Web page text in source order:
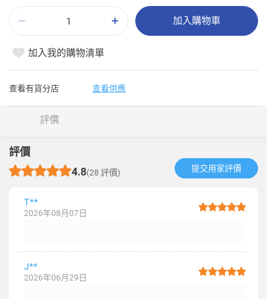
加入購物車
加入我的購物清單
查看有貨分店 查看供應
評價
評價
4.8(28 評價) 提交用家評價​
T**
2026年08月07日
J**
2026年06月29日